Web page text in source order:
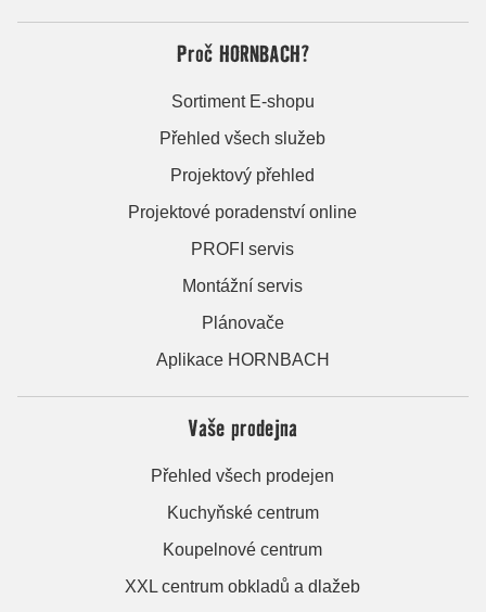
Proč HORNBACH?
Sortiment E-shopu
Přehled všech služeb
Projektový přehled
Projektové poradenství online
PROFI servis
Montážní servis
Plánovače
Aplikace HORNBACH
Vaše prodejna
Přehled všech prodejen
Kuchyňské centrum
Koupelnové centrum
XXL centrum obkladů a dlažeb